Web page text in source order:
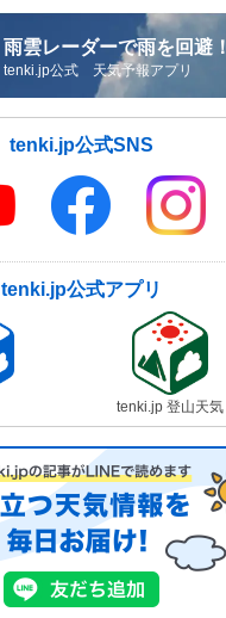
雨雲レーダーで雨を回避！
tenki.jp公式 天気予報アプリ
tenki.jp公式SNS
tenki.jp公式アプリ
tenki.jp 登山天気